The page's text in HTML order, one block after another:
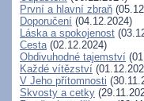
První a hlavní zbraň
Doporučení (04.12.2024)
Láska a spokojenost
Cesta(02.12.2024)
Obdivuhodné tajemství
Každé vítězství
V Jeho přítomnosti
Skvosty a cetky